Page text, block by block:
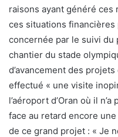
raisons ayant généré
ces situations
concernée par le suivi du
chantier du stade
d’avancement des
effectué « une visite
l’aéroport d’Oran où il
face au retard encore
de ce grand projet : « Je